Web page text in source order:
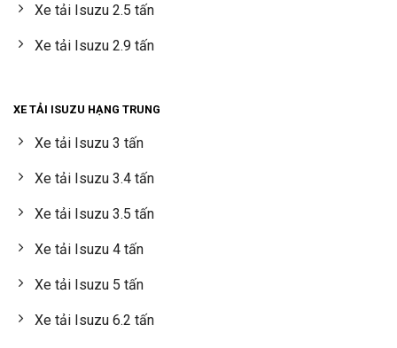
Xe tải Isuzu 2.5 tấn
Xe tải Isuzu 2.9 tấn
XE TẢI ISUZU HẠNG TRUNG
Xe tải Isuzu 3 tấn
Xe tải Isuzu 3.4 tấn
Xe tải Isuzu 3.5 tấn
Xe tải Isuzu 4 tấn
Xe tải Isuzu 5 tấn
Xe tải Isuzu 6.2 tấn